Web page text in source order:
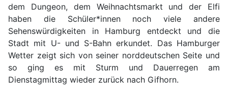
dem Dungeon, dem Weihnachtsmarkt und der Elfi
haben die Schüler*innen noch viele andere
Sehenswürdigkeiten in Hamburg entdeckt und die
Stadt mit U- und S-Bahn erkundet. Das Hamburger
Wetter zeigt sich von seiner norddeutschen Seite und
so ging es mit Sturm und Dauerregen am
Dienstagmittag wieder zurück nach Gifhorn.